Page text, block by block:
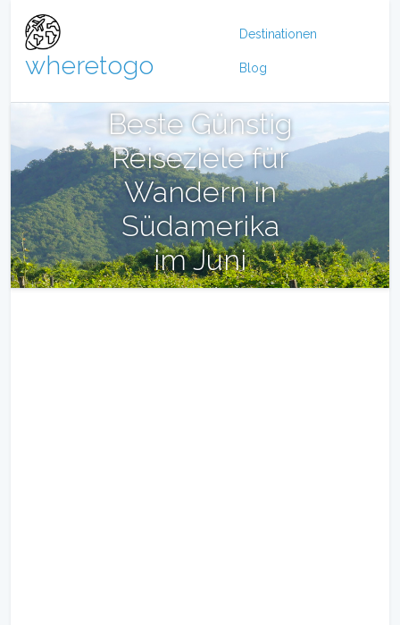
wheretogo
Destinationen
Blog
Beste Günstig
Reiseziele für
Wandern in
Südamerika
im Juni